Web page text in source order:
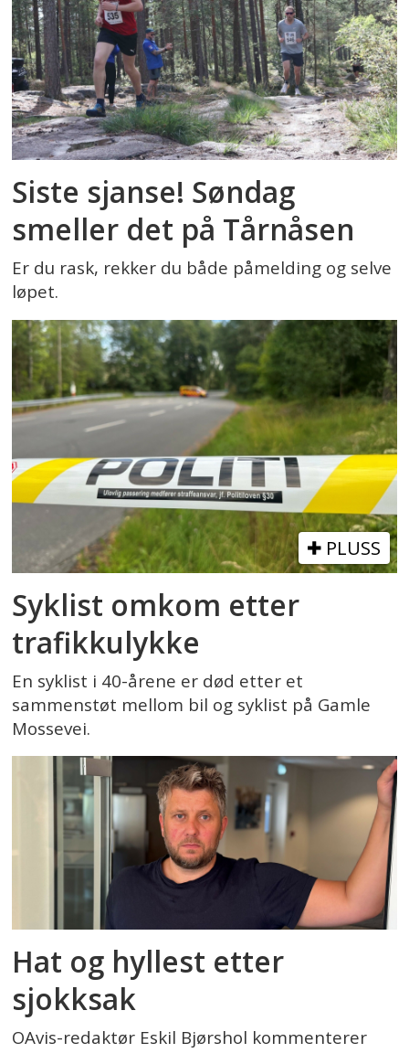
Siste sjanse! Søndag
smeller det på Tårnåsen
Er du rask, rekker du både påmelding og selve
løpet.
PLUSS
Syklist omkom etter
trafikkulykke
En syklist i 40-årene er død etter et
sammenstøt mellom bil og syklist på Gamle
Mossevei.
Hat og hyllest etter
sjokksak
OAvis-redaktør Eskil Bjørshol kommenterer